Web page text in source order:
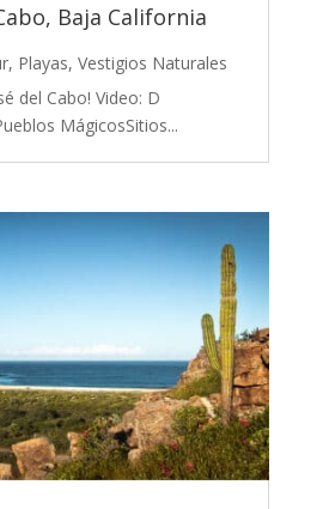
Baja California
, Playas, Vestigios Naturales
del Cabo! Video: D
MágicosSitios...